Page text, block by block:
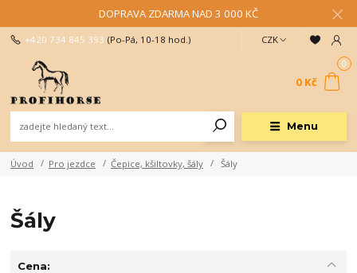
DOPRAVA ZDARMA NAD 3 000 KČ
Menu
CZK
+420 734 845 393 (Po-Pá, 10-18 hod.)
0
0 Kč
Úvod Pro jezdce Čepice, kšiltovky, šály Šály
Šály
Cena: